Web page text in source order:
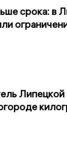
срока: в
Липецкой